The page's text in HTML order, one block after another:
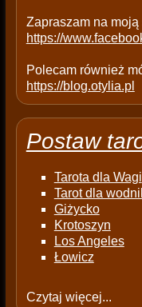
Zapraszam na
https://
Polecam również
https://blog.otylia.pl
Postaw
Tarota dla Wagi
Tarot dla
Giżycko
Krotoszyn
Los Angeles
Łowicz
Czytaj więcej...